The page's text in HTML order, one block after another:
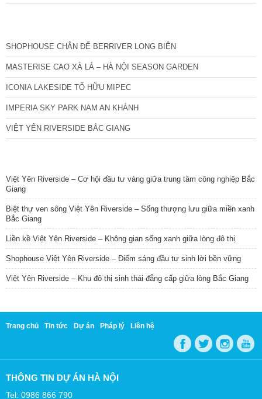
SHOPHOUSE CHÂN ĐẾ BERRIVER LONG BIÊN
MASTERISE CAO XÀ LÁ – HÀ NỘI SEASON GARDEN
ICONIA LAKESIDE TỐ HỮU MIPEC
IMPERIA SKY PARK NAM AN KHÁNH
VIỆT YÊN RIVERSIDE BẮC GIANG
Việt Yên Riverside – Cơ hội đầu tư vàng giữa trung tâm công nghiệp Bắc
Giang
Biệt thự ven sông Việt Yên Riverside – Sống thượng lưu giữa miền xanh
Bắc Giang
Liền kề Việt Yên Riverside – Không gian sống xanh giữa lòng đô thị
Shophouse Việt Yên Riverside – Điểm sáng đầu tư sinh lời bền vững
Việt Yên Riverside – Khu đô thị sinh thái đẳng cấp giữa lòng Bắc Giang
Trang chủ Tin tức Dự án Pháp lý Liên hệ
THÔNG TIN DỰ ÁN HÀ NỘI
Tel: 0986 866 790